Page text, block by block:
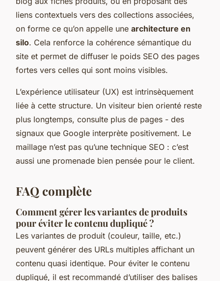
liens contextuels vers des collections associées,
on forme ce qu’on appelle une architecture en
silo. Cela renforce la cohérence sémantique du
site et permet de diffuser le poids SEO des pages
fortes vers celles qui sont moins visibles.
L’expérience utilisateur (UX) est intrinsèquement
liée à cette structure. Un visiteur bien orienté reste
plus longtemps, consulte plus de pages - des
signaux que Google interprète positivement. Le
maillage n’est pas qu’une technique SEO : c’est
aussi une promenade bien pensée pour le client.
FAQ complète
Comment gérer les variantes de produits
pour éviter le contenu dupliqué ?
Les variantes de produit (couleur, taille, etc.)
peuvent générer des URLs multiples affichant un
contenu quasi identique. Pour éviter le contenu
dupliqué, il est recommandé d’utiliser des balises